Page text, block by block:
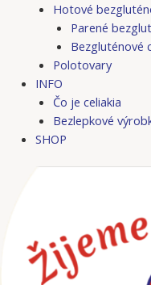
Hotové
Parené
Bezgluténové
Polotovary
INFO
Čo je celiakia
Bezlepkové
SHOP